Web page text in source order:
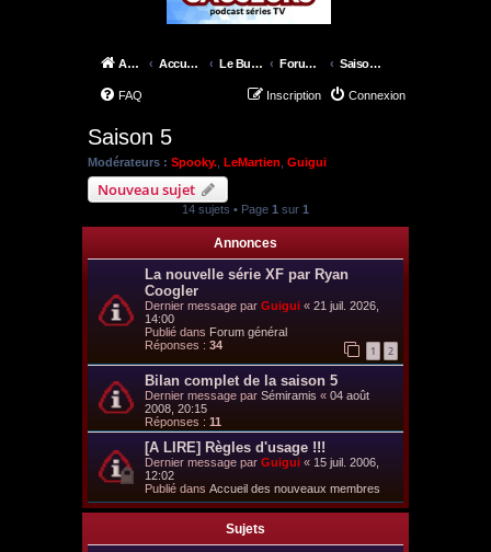
Accueil Accueil du forum Le Bureau des X-Files Forum épisodes Saison 5
FAQ Connexion
Inscription
Saison 5
Modérateurs : Spooky. LeMartien Guigui
Nouveau sujet
14 sujets • Page 1 sur 1
Annonces
La nouvelle série XF par Ryan
Coogler
Dernier message par Guigui « 21 juil. 2026,
14:00
Publié dans Forum général
Réponses : 34 1 2
Bilan complet de la saison 5
Dernier message par Sémiramis « 04 août
2008, 20:15
Réponses : 11
[A LIRE] Règles d'usage !!!
Dernier message par Guigui « 15 juil. 2006,
12:02
Publié dans Accueil des nouveaux membres
Sujets